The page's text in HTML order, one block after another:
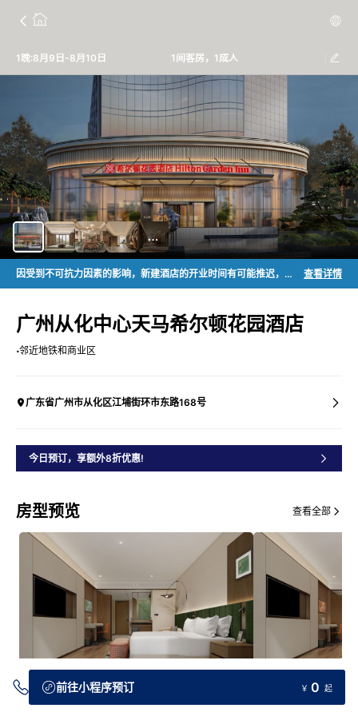
1晚:8月9日-8月10日 1间客房，1成人
因受到不可抗力因素的影响，新建酒店的开业时间有可能推迟，由此可能造成原有预订时间更改或取消从而影响到您的行程。在预订新建酒店（通常标注为“即将开业酒店”）的产品时或进一步地计划您的行程之前，请您充分注意到该等延迟开业的风险，事先与您的入住酒店联系，了解酒店预售产品的取消政策，以免不必要的损失。祝您拥有一个愉快的希尔顿之旅！ 查看详情
广州从化中心天马希尔顿花园酒店
邻近地铁和商业区
广东省广州市从化区江埔街环市东路168号
今日预订，享额外8折优惠!
房型预览 查看全部
前往小程序预订 ￥ 0 起